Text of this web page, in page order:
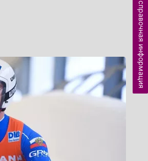
справочная информация